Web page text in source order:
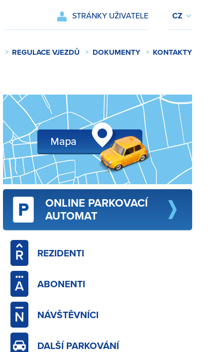
STRÁNKY UŽIVATELE
REGULACE VJEZDŮ DOKUMENTY KONTAKTY
ONLINE PARKOVACÍ
AUTOMAT
REZIDENTI
ABONENTI
NÁVŠTĚVNÍCI
DALŠÍ PARKOVÁNÍ